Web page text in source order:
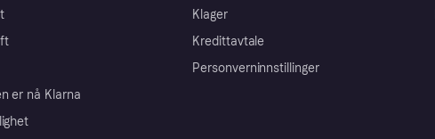
er nå Klarna
Klager
Kredittavtale
Personverninnstillinger